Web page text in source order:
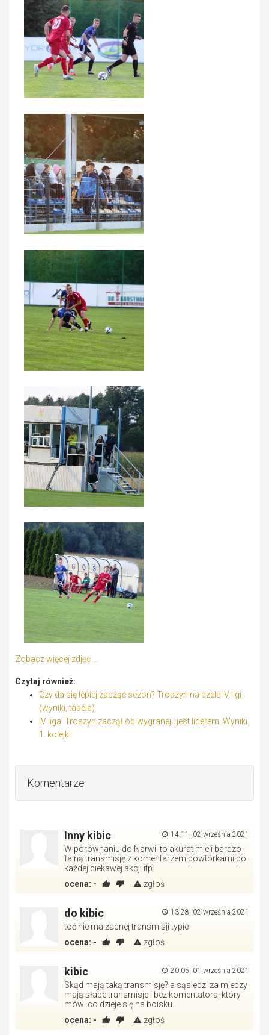
Zobacz więcej zdjęć ...
Czytaj również:
Czy da się lepiej zacząć sezon? Troszyn na czele IV ligi
(wyniki, tabela)
IV liga. Troszyn zaczął od wygranej i jest liderem. Wyniki
1. kolejki
Komentarze
14:11, 02 września 2021
Inny kibic
W porównaniu do Narwii to akurat mieli bardzo
fajną transmisję z komentarzem powtórkami po
każdej ciekawej akcji itp.
ocena: - zgłoś
13:28, 02 września 2021
do kibic
toć nie ma żadnej transmisji typie
ocena: - zgłoś
20:05, 01 września 2021
kibic
Skąd mają taką transmisję? a sąsiedzi za miedzy
mają słabe transmisje i bez komentatora, który
mówi co dzieje się na boisku.
ocena: - zgłoś